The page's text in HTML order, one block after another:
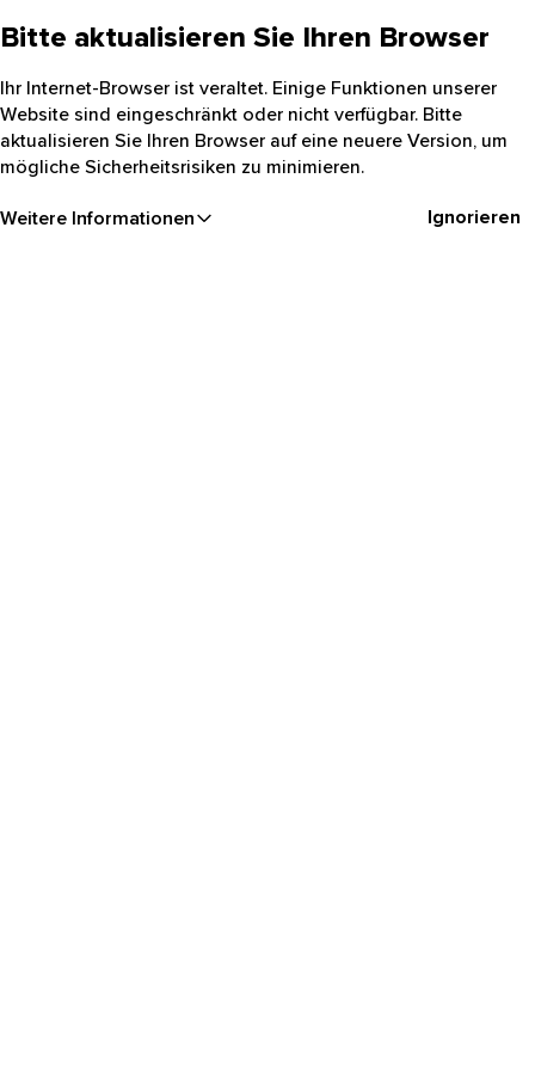
Bitte aktualisieren Sie Ihren Browser
Ihr Internet-Browser ist veraltet. Einige Funktionen unserer
Website sind eingeschränkt oder nicht verfügbar. Bitte
aktualisieren Sie Ihren Browser auf eine neuere Version, um
mögliche Sicherheitsrisiken zu minimieren.
Weitere Informationen Ignorieren